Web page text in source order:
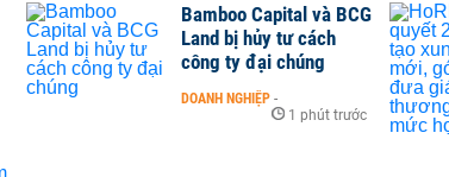
Bamboo Capital và BCG
Land bị hủy tư cách
công ty đại chúng
DOANH NGHIỆP -
1 phút trước